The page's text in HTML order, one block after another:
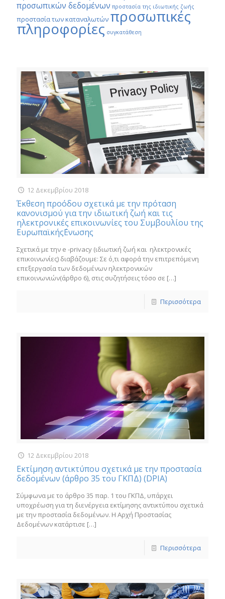
προσωπικών δεδομένων προστασία της ιδιωτικής ζωής
προστασία των καταναλωτών προσωπικές
πληροφορίες συγκατάθεση
12 Δεκεμβρίου 2018
Έκθεση προόδου σχετικά με την πρόταση
κανονισμού για την ιδιωτική ζωή και τις
ηλεκτρονικές επικοινωνίες του Συμβουλίου της
Ευρωπαϊκής΄Ενωσης
Σχετικά με την e -privacy (ιδιωτική ζωή και ηλεκτρονικές
επικοινωνίες) διαβάζουμε: Σε ό,τι αφορά την επιτρεπόμενη
επεξεργασία των δεδομένων ηλεκτρονικών
επικοινωνιών(άρθρο 6), στις συζητήσεις τόσο σε […]
Περισσότερα
12 Δεκεμβρίου 2018
Εκτίμηση αντικτύπου σχετικά με την προστασία
δεδομένων (άρθρο 35 του ΓΚΠΔ) (DPIA)
Σύμφωνα με το άρθρο 35 παρ. 1 του ΓΚΠΔ, υπάρχει
υποχρέωση για τη διενέργεια εκτίμησης αντικτύπου σχετικά
με την προστασία δεδομένων. Η Αρχή Προστασίας
Δεδομένων κατάρτισε […]
Περισσότερα